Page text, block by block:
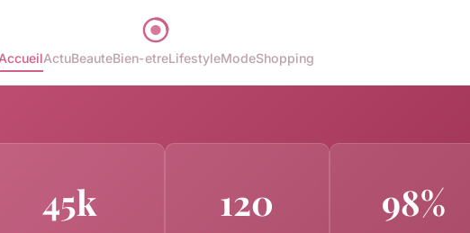
AccueilActuBeauteBien-etreLifestyleModeShopping
45k 120 98%